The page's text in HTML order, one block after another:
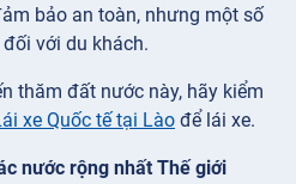
bảo an toàn, nhưng một số
với du khách.
thăm đất nước này, hãy kiểm
xe Quốc tế tại Lào để lái xe.
nước rộng nhất Thế giới